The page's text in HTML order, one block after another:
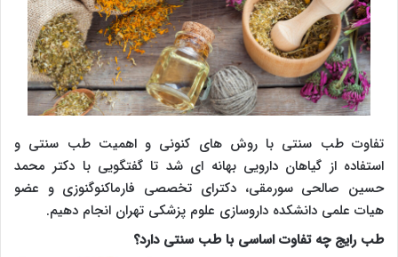
تفاوت طب سنتی با روش های کنونی و اهمیت طب سنتی و
استفاده از گیاهان دارویی بهانه ای شد تا گفتگویی با دکتر محمد
حسین صالحی سورمقی، دکترای تخصصی فارماکنوگنوزی و عضو
هیات علمی دانشکده داروسازی علوم پزشکی تهران انجام دهیم.
طب رایج چه تفاوت اساسی با طب سنتی دارد؟